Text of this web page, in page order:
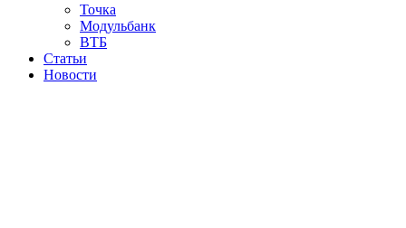
Точка
Модульбанк
ВТБ
Статьи
Новости